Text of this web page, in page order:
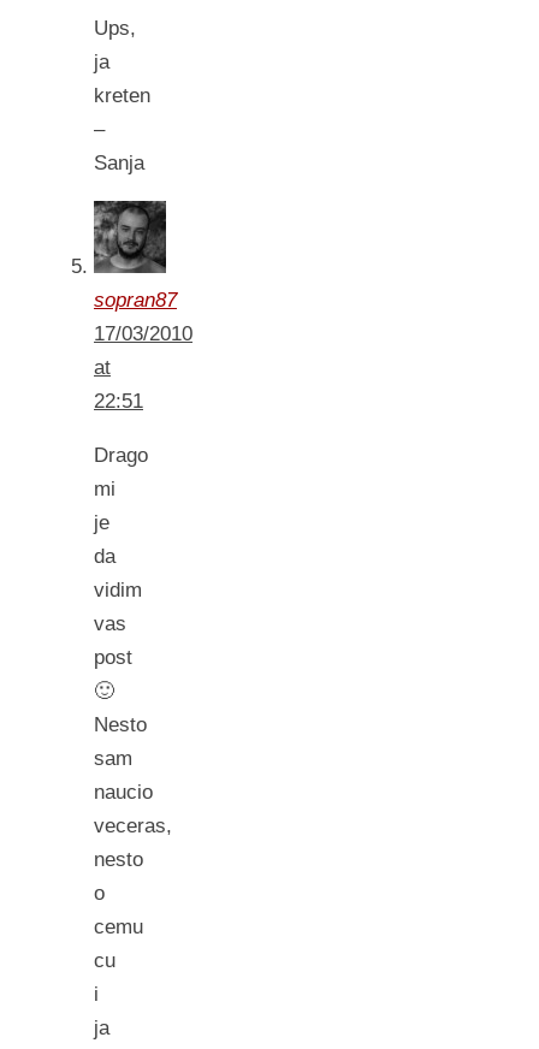
Ups,
ja
kreten
–
Sanja
sopran87
17/03/2010
at
22:51
Drago
mi
je
da
vidim
vas
post
🙂
Nesto
sam
naucio
veceras,
nesto
o
cemu
cu
i
ja